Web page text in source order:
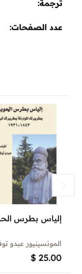
ترجمة
عدد الصفحات
إلياس بطرس
$ 25.00